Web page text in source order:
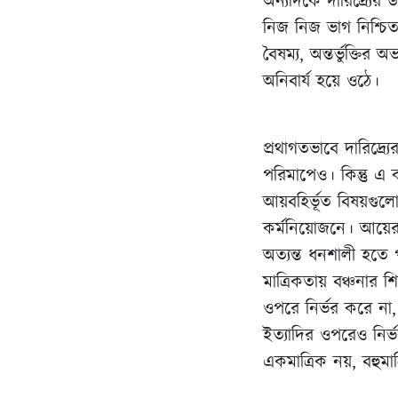
নিজ নিজ ভাগ
বৈষম্য, অন্তর্ভুক্তির
অনিবার্য হয়ে ওঠে।
প্রথাগতভাবে
পরিমাপেও। কিন্তু এ
আয়বহির্ভূত
কর্মনিয়োজনে।
অত্যন্ত ধনশালী হতে
মাত্রিকতায়
ওপরে নির্ভর করে
ইত্যাদির ওপরেও
একমাত্রিক নয়,